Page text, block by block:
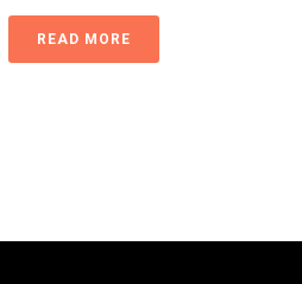
READ MORE